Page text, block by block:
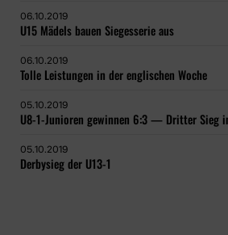
06.10.2019
U15 Mädels bauen Siegesserie aus
06.10.2019
Tolle Leistungen in der englischen Woche
05.10.2019
U8-1-Junioren gewinnen 6:3 — Dritter Sieg
05.10.2019
Derbysieg der U13-1